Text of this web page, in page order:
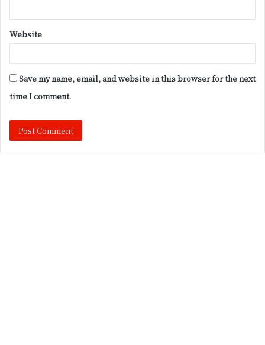
Website
Save my name, email, and website in this browser for the next
time I comment.